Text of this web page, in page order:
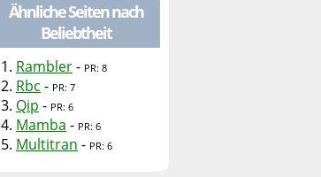
Ähnliche Seiten nach
Beliebtheit
1. Rambler- PR: 8
2. Rbc - PR: 7
3. Qip - PR: 6
4. Mamba - PR: 6
5. Multitran - PR: 6